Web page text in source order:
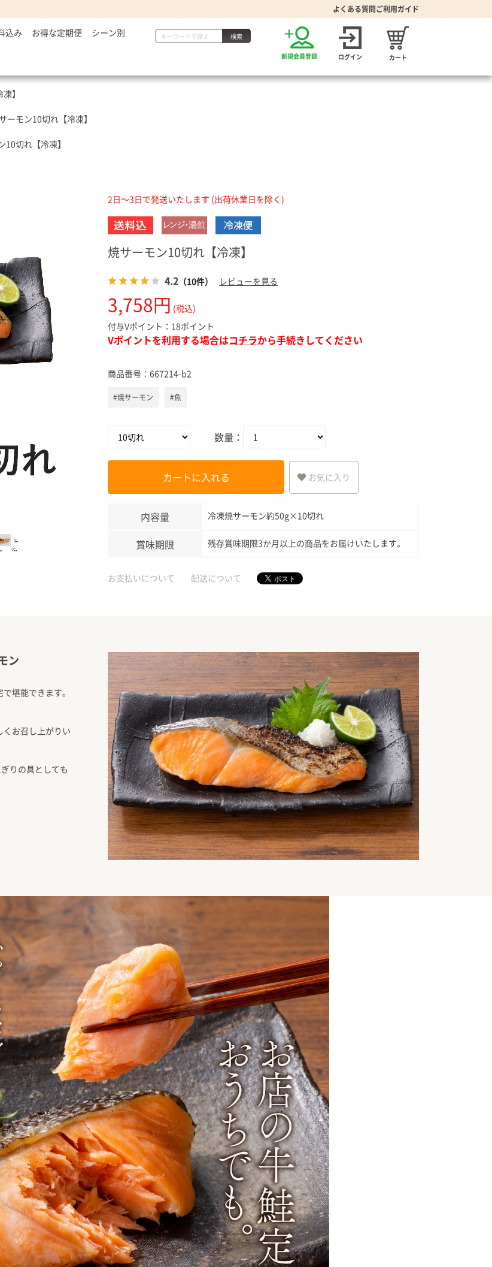
よくある質問ご利用ガイド
定番セット商品 漬物・薬味 お得な定期便
揚げ
ょうが焼
き
ョウ肉
紅生姜
とん汁
トク牛（トクホ）
吉野家グッズ
どんぶり・食器
雑貨
込み お得な定期便 シーン別
初めての方へ
贈り物に
新規会員登録 ログイン カート
】
ーモン10切れ【冷凍】
10切れ【冷凍】
2日～3日で発送いたします (出荷休業日を除く)
焼サーモン10切れ【冷凍】
4.2 （10件） レビューを見る
3,758円 (税込)
付与Vポイント： 18ポイント
Vポイントを利用する場合はコチラから手続きしてください
商品番号： 667214-b2
#焼サーモン #魚
数量：
カートに入れる お気に入り
内容量 冷凍焼サーモン約50g×10切れ
賞味期限 残存賞味期限3か月以上の商品をお届けいたします。
お支払いについて 配送について
ン
堪能できます。
お召し上がりい
りの具としても